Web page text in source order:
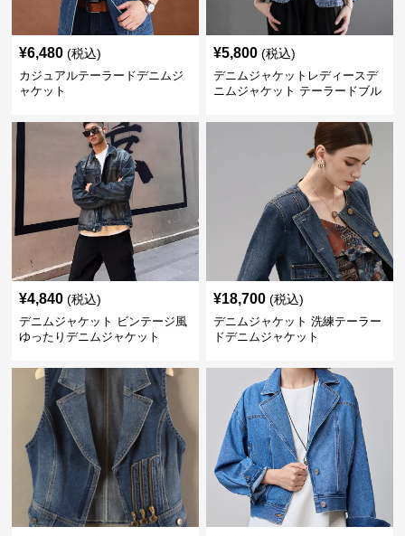
¥6,480 (税込)
カジュアルテーラードデニムジ
ャケット
¥5,800 (税込)
デニムジャケットレディースデ
ニムジャケット テーラードブル
¥4,840 (税込)
デニムジャケット ビンテージ風
ゆったりデニムジャケット
¥18,700 (税込)
デニムジャケット 洗練テーラー
ドデニムジャケット